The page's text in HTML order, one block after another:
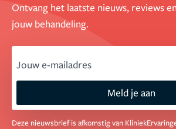
Ontvang het laatste nieuws, reviews
jouw behandeling.
Meld je aan
Deze nieuwsbrief is afkomstig van